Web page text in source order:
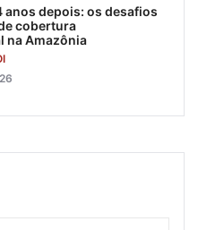
anos depois: os desafios
cobertura
na Amazônia